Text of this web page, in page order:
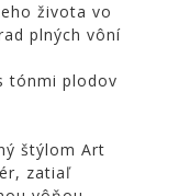
života vo
plných vôní
tónmi plodov
štýlom Art
zatiaľ